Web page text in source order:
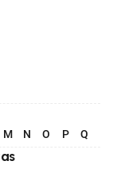
M N O P Q